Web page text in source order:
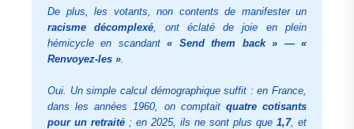
De plus, les votants, non contents de manifester un
racisme décomplexé, ont éclaté de joie en plein
hémicycle en scandant« Send them back » — «
Renvoyez-les ».
Oui. Un simple calcul démographique suffit : en France,
dans les années 1960, on comptait quatre cotisants
pour un retraité ; en 2025, ils ne sont plus que 1,7, et